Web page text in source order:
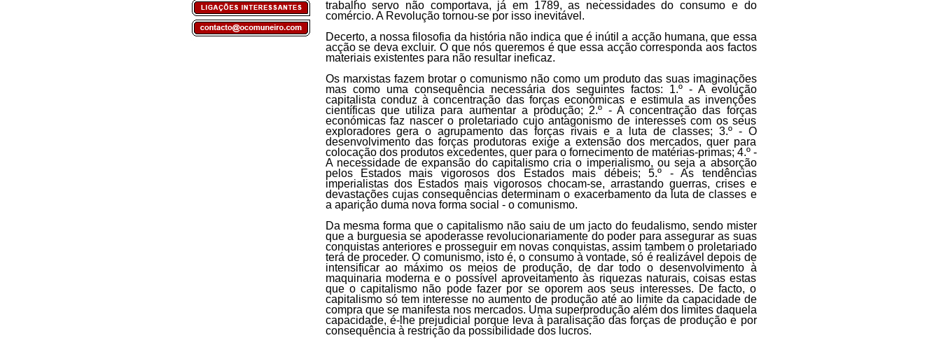
trabalho servo não comportava, já em 1789, as necessidades do consumo e do
comércio. A Revolução tornou-se por isso inevitável.
Decerto, a nossa filosofia da história não indica que é inútil a acção humana, que essa
acção se deva excluir. O que nós queremos é que essa acção corresponda aos factos
materiais existentes para não resultar ineficaz.
Os marxistas fazem brotar o comunismo não como um produto das suas imaginações
mas como uma consequência necessária dos seguintes factos: 1.º - A evolução
capitalista conduz à concentração das forças económicas e estimula as invenções
científicas que utiliza para aumentar a produção; 2.º - A concentração das forças
económicas faz nascer o proletariado cujo antagonismo de interesses com os seus
exploradores gera o agrupamento das forças rivais e a luta de classes; 3.º - O
desenvolvimento das forças produtoras exige a extensão dos mercados, quer para
colocação dos produtos excedentes, quer para o fornecimento de matérias-primas; 4.º -
A necessidade de expansão do capitalismo cria o imperialismo, ou seja a absorção
pelos Estados mais vigorosos dos Estados mais débeis; 5.º - As tendências
imperialistas dos Estados mais vigorosos chocam-se, arrastando guerras, crises e
devastações cujas consequências determinam o exacerbamento da luta de classes e
a aparição duma nova forma social - o comunismo.
Da mesma forma que o capitalismo não saiu de um jacto do feudalismo, sendo mister
que a burguesia se apoderasse revolucionariamente do poder para assegurar as suas
conquistas anteriores e prosseguir em novas conquistas, assim tambem o proletariado
terá de proceder. O comunismo, isto é, o consumo à vontade, só é realizável depois de
intensificar ao máximo os meios de produção, de dar todo o desenvolvimento à
maquinaria moderna e o possível aproveitamento às riquezas naturais, coisas estas
que o capitalismo não pode fazer por se oporem aos seus interesses. De facto, o
capitalismo só tem interesse no aumento de produção até ao limite da capacidade de
compra que se manifesta nos mercados. Uma superprodução além dos limites daquela
capacidade, é-lhe prejudicial porque leva à paralisação das forças de produção e por
consequência à restrição da possibilidade dos lucros.